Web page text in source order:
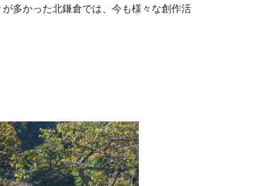
多かった北鎌倉では、今も様々な創作活